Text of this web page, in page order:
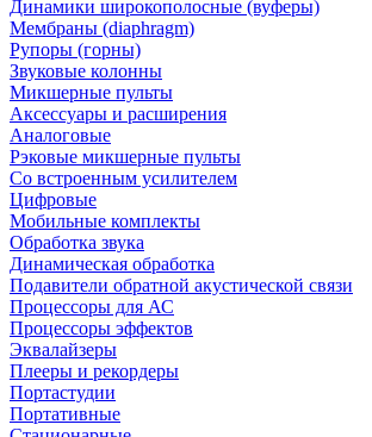
Динамики широкополосные (вуферы)
Мембраны (diaphragm)
Рупоры (горны)
Звуковые колонны
Микшерные пульты
Аксессуары и расширения
Аналоговые
Рэковые микшерные пульты
Со встроенным усилителем
Цифровые
Мобильные комплекты
Обработка звука
Динамическая обработка
Подавители обратной акустической связи
Процессоры для АС
Процессоры эффектов
Эквалайзеры
Плееры и рекордеры
Портастудии
Портативные